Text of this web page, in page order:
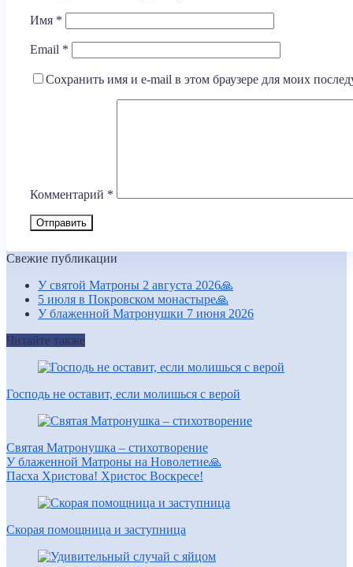
Имя *
Email *
Сохранить имя и e-mail в этом браузере для моих
Комментарий *
Свежие публикации
У святой Матроны 2 августа 2026🙏
5 июля в Покровском монастыре🙏
У блаженной Матронушки 7 июня 2026
Читайте также
Господь не оставит, если молишься с верой
Святая Матронушка – стихотворение
У блаженной Матроны на Новолетие🙏
Пасха Христова! Христос Воскресе!
Скорая помощница и заступница